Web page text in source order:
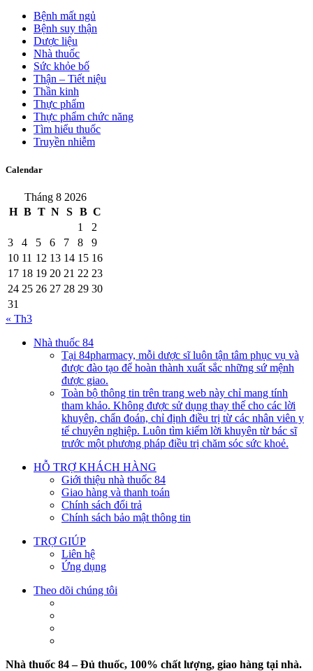
Bệnh mất ngủ
Bệnh suy thận
Dược liệu
Nhà thuốc
Sức khỏe bố
Thận – Tiết niệu
Thần kinh
Thực phẩm
Thực phẩm chức năng
Tìm hiểu thuốc
Truyền nhiễm
Calendar
Tháng 8 2026
H B T N S B C
1
2
3
4 5 6 7 8
9
10 11 12 13 14 15 16
17 18 19 20 21 22 23
24 25 26 27 28 29 30
31
« Th3
Nhà thuốc 84
Tại 84pharmacy, mỗi dược sĩ luôn tận tâm phục vụ và
được đào tạo để hoàn thành xuất sắc những sứ mệnh
được giao.
Toàn bộ thông tin trên trang web này chỉ mang tính
tham khảo. Không được sử dụng thay thế cho các lời
khuyên, chẩn đoán, chỉ định điều trị từ các nhân viên y
tế chuyên nghiệp. Luôn tìm kiếm lời khuyên từ bác sĩ
trước một phương pháp điều trị chăm sóc sức khoẻ.
HỖ TRỢ KHÁCH HÀNG
Giới thiệu nhà thuốc 84
Giao hàng và thanh toán
Chính sách đổi trả
Chính sách bảo mật thông tin
TRỢ GIÚP
Liên hệ
Ứng dụng
Theo dõi chúng tôi
Nhà thuốc 84 – Đủ thuốc, 100% chất lượng, giao hàng tại nhà.